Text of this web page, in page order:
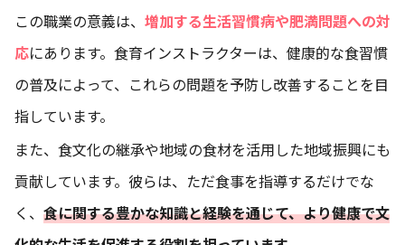
この職業の意義は、 増加する生活習慣病や肥満問題への対
応にあります。食育インストラクターは、健康的な食習慣
の普及によって、これらの問題を予防し改善することを目
指しています。
また、食文化の継承や地域の食材を活用した地域振興にも
貢献しています。彼らは、ただ食事を指導するだけでな
く、 食に関する豊かな知識と経験を通じて、より健康で文